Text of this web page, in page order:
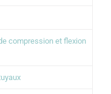
compression et flexion